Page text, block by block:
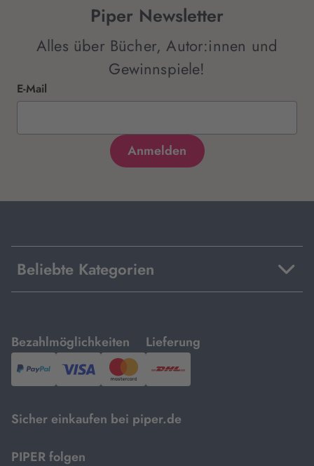
Piper Newsletter
Alles über Bücher, Autor:innen und
Gewinnspiele!
E-Mail
Beliebte Kategorien
Bezahlmöglichkeiten
mit
PayPal,Visa
und
Lieferung
mit
DHL.
Sicher einkaufen bei piper.de
PIPER folgen